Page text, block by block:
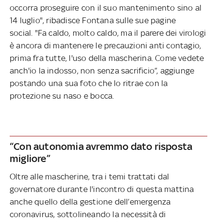
occorra proseguire con il suo mantenimento sino al
14 luglio", ribadisce Fontana sulle sue pagine
social. "Fa caldo, molto caldo, ma il parere dei virologi
è ancora di mantenere le precauzioni anti contagio,
prima fra tutte, l'uso della mascherina. Come vedete
anch'io la indosso, non senza sacrificio”, aggiunge
postando una sua foto che lo ritrae con la
protezione su naso e bocca.
“Con autonomia avremmo dato risposta
migliore”
Oltre alle mascherine, tra i temi trattati dal
governatore durante l'incontro di questa mattina
anche quello della gestione dell’emergenza
coronavirus, sottolineando la necessità di